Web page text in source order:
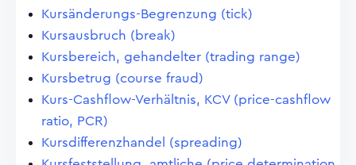
Kursänderungs-Begrenzung (tick)
Kursausbruch (break)
Kursbereich, gehandelter (trading range)
Kursbetrug (course fraud)
Kurs-Cashflow-Verhältnis, KCV (price-cashflow
ratio, PCR)
Kursdifferenzhandel (spreading)